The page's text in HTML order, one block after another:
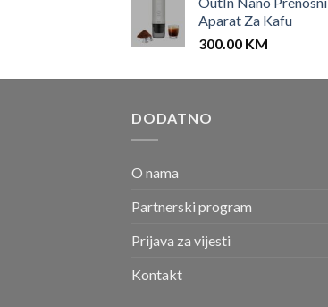
Aparat Za Kafu
300.00 KM
DODATNO
O nama
Partnerski program
Prijava za vijesti
Kontakt